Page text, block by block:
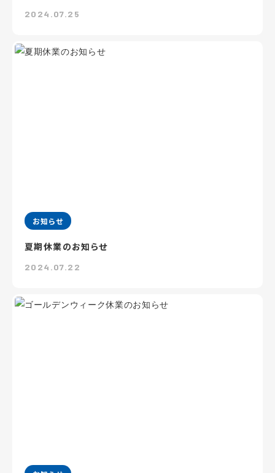
2024.07.25
お知らせ
夏期休業のお知らせ
2024.07.22